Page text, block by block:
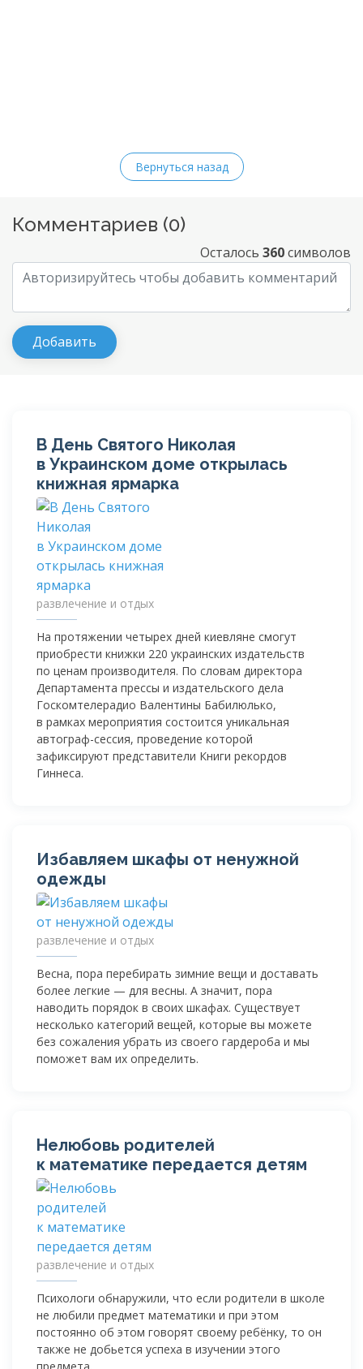
Вернуться назад
Комментариев (0)
Осталось 360символов
В День Святого Николая
в Украинском доме открылась
книжная ярмарка
развлечение и отдых
На протяжении четырех дней киевляне смогут
приобрести книжки 220 украинских издательств
по ценам производителя. По словам директора
Департамента прессы и издательского дела
Госкомтелерадио Валентины Бабилюлько,
в рамках мероприятия состоится уникальная
автограф-сессия, проведение которой
зафиксируют представители Книги рекордов
Гиннеса.
Избавляем шкафы от ненужной
одежды
развлечение и отдых
Весна, пора перебирать зимние вещи и доставать
более легкие — для весны. А значит, пора
наводить порядок в своих шкафах. Существует
несколько категорий вещей, которые вы можете
без сожаления убрать из своего гардероба и мы
поможет вам их определить.
Нелюбовь родителей
к математике передается детям
развлечение и отдых
Психологи обнаружили, что если родители в школе
не любили предмет математики и при этом
постоянно об этом говорят своему ребёнку, то он
также не добьется успеха в изучении этого